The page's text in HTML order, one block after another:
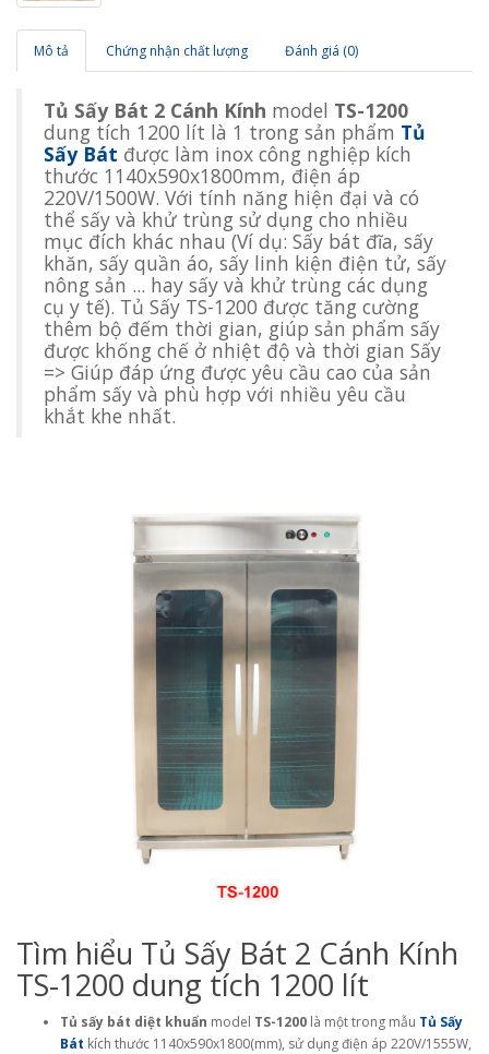
Mô tả Chứng nhận chất lượng Đánh giá (0)
Tủ Sấy Bát 2 Cánh Kính model TS-1200
dung tích 1200 lít là 1 trong sản phẩm Tủ
Sấy Bát được làm inox công nghiệp kích
thước 1140x590x1800mm, điện áp
220V/1500W. Với tính năng hiện đại và có
thể sấy và khử trùng sử dụng cho nhiều
mục đích khác nhau (Ví dụ: Sấy bát đĩa, sấy
khăn, sấy quần áo, sấy linh kiện điện tử, sấy
nông sản ... hay sấy và khử trùng các dụng
cụ y tế). Tủ Sấy TS-1200 được tăng cường
thêm bộ đếm thời gian, giúp sản phẩm sấy
được khống chế ở nhiệt độ và thời gian Sấy
=> Giúp đáp ứng được yêu cầu cao của sản
phẩm sấy và phù hợp với nhiều yêu cầu
khắt khe nhất.
Tìm hiểu Tủ Sấy Bát 2 Cánh Kính
TS-1200 dung tích 1200 lít
Tủ sấy bát diệt khuẩn model TS-1200 là một trong mẫu Tủ Sấy
Bát kích thước 1140x590x1800(mm), sử dụng điện áp 220V/1555W,